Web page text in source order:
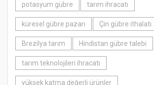
potasyum gübre tarım ihracatı
küresel gübre pazarı Çin gübre ithalatı
Brezilya tarım Hindistan gübre talebi
tarım teknolojileri ihracatı
yüksek katma değerli ürünler